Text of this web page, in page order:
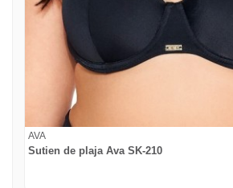
AVA
Sutien de plaja Ava SK-210